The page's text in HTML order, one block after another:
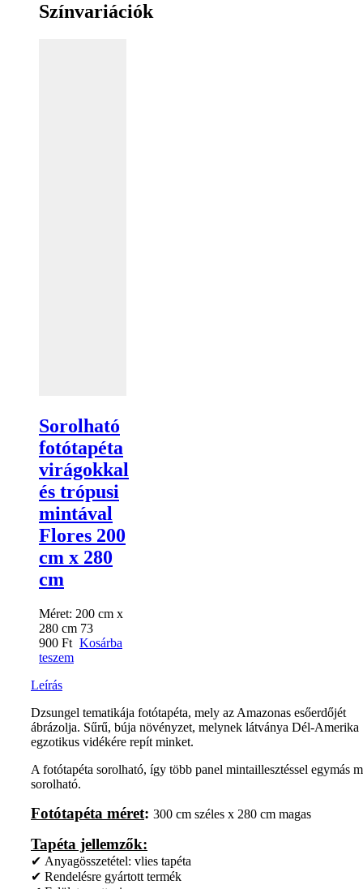
Színvariációk
Sorolható
fotótapéta
virágokkal
és trópusi
mintával
Flores 200
cm x 280
cm
Méret: 200 cm x
280 cm 73
900 Ft Kosárba
teszem
Leírás
Dzsungel tematikája fotótapéta, mely az Amazonas esőerdőjét
ábrázolja. Sűrű, búja növényzet, melynek látványa Dél-Amerika
egzotikus vidékére repít minket.
A fotótapéta sorolható, így több panel mintaillesztéssel egymás
sorolható.
Fotótapéta méret: 300 cm széles x 280 cm magas
Tapéta jellemzők:
✔ Anyagösszetétel: vlies tapéta
✔ Rendelésre gyártott termék